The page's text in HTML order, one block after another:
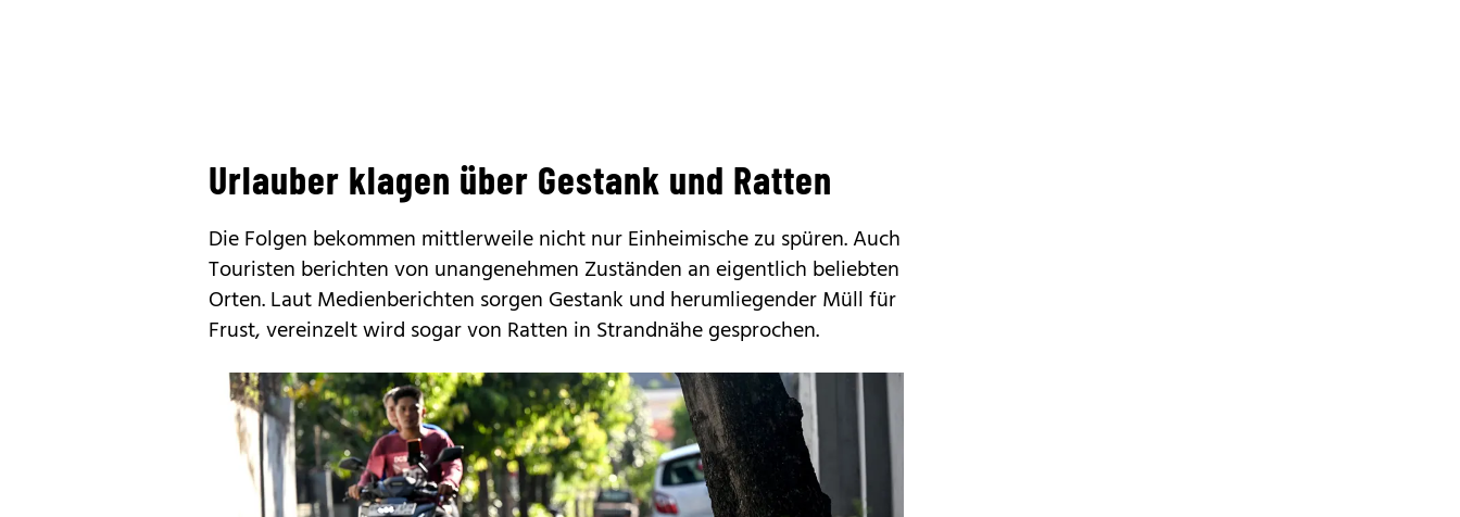
Urlauber klagen über Gestank und Ratten
Die Folgen bekommen mittlerweile nicht nur Einheimische zu spüren. Auch
Touristen berichten von unangenehmen Zuständen an eigentlich beliebten
Orten. Laut Medienberichten sorgen Gestank und herumliegender Müll für
Frust, vereinzelt wird sogar von Ratten in Strandnähe gesprochen.